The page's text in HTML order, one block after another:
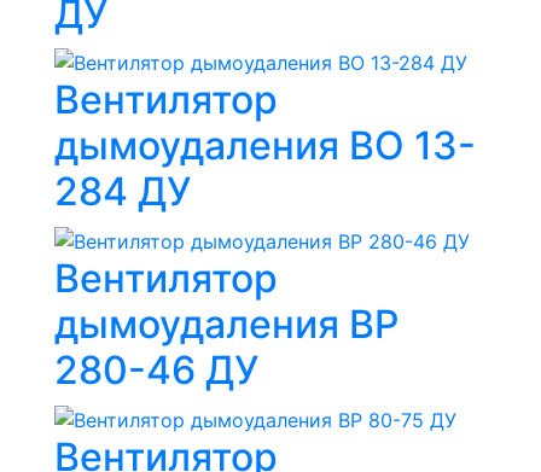
ДУ
Вентилятор
дымоудаления ВО 13-
284 ДУ
Вентилятор
дымоудаления ВР
280-46 ДУ
Вентилятор